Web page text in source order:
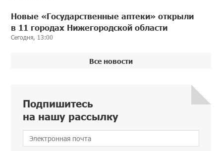
Новые «Государственные аптеки» открыли
в 11 городах Нижегородской области
Сегодня, 13:00
Все новости
Подпишитесь
на нашу рассылку